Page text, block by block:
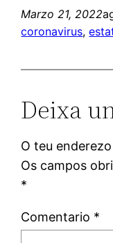
Marzo 21, 2022
coronavirus,
Deixa
O teu
Os campos
*
Comentario *